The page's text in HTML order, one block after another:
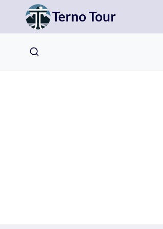
Přeskočit
obsah
Terno Tour